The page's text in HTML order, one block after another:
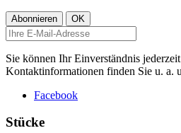
Sie können Ihr Einverständnis
Kontaktinformationen finden Sie u. a.
Facebook
Stücke